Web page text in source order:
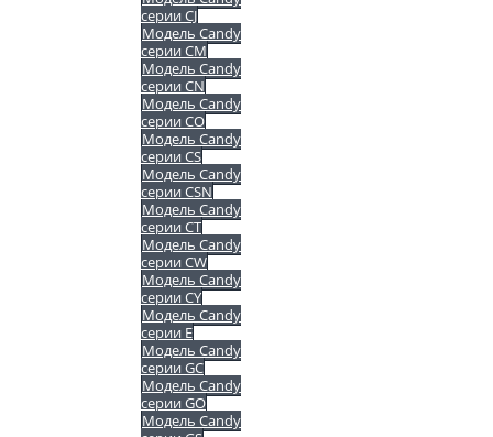
серии CJ
Модель Candy
серии CM
Модель Candy
серии CN
Модель Candy
серии CO
Модель Candy
серии CS
Модель Candy
серии CSN
Модель Candy
серии CT
Модель Candy
серии CW
Модель Candy
серии CY
Модель Candy
серии E
Модель Candy
серии GC
Модель Candy
серии GO
Модель Candy